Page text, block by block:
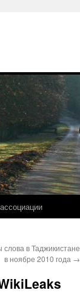
в Таджикистане
в ноябре 2010 года →